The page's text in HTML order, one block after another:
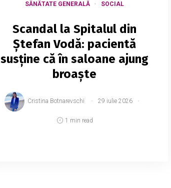
SĂNĂTATE GENERALĂ SOCIAL
Scandal la Spitalul din
Ștefan Vodă: pacientă
susține că în saloane ajung
broaște
Cristina Botnarevschi 29 iulie 2026
1 min read